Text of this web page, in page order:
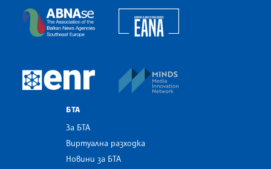
The Assocoation of the Balkan News Agencies
European Newsroom
БТА
За БТА
Виртуална разходка
Новини за БТА